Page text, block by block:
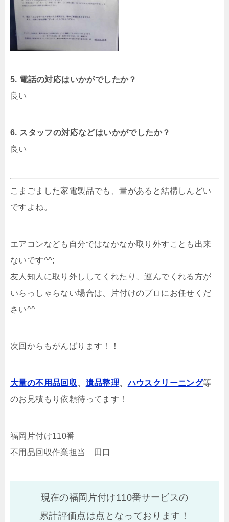
5. 電話の対応はいかがでしたか？
良い
6. スタッフの対応などはいかがでしたか？
良い
こまごました家電製品でも、量があると結構しんどい
ですよね。
エアコンなども自分ではなかなか取り外すことも出来
ないです^^;
友人知人に取り外ししてくれたり、運んでくれる方が
いらっしゃらない場合は、片付けのプロにお任せくだ
さい^^
次回からもがんばります！！
大量の不用品回収、 遺品整理、ハウスクリーニング等
のお見積もり依頼待ってます！
福岡片付け110番
不用品回収作業担当 田口
現在の福岡片付け110番サービスの
累計評価点は点となっております！